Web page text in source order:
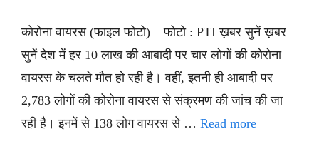
कोरोना वायरस (फाइल फोटो) – फोटो : PTI ख़बर सुनें ख़बर
सुनें देश में हर 10 लाख की आबादी पर चार लोगों की कोरोना
वायरस के चलते मौत हो रही है। वहीं, इतनी ही आबादी पर
2,783 लोगों की कोरोना वायरस से संक्रमण की जांच की जा
रही है। इनमें से 138 लोग वायरस से … Read more